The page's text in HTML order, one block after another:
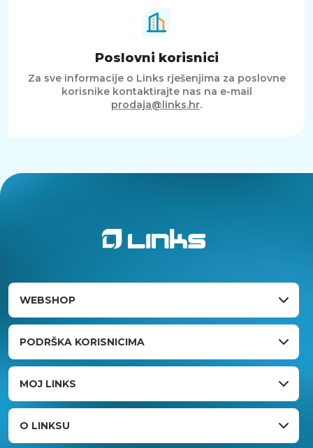
Poslovni korisnici
Za sve informacije o Links rješenjima za poslovne
korisnike kontaktirajte nas na e-mail
prodaja@links.hr.
WEBSHOP
PODRŠKA KORISNICIMA
MOJ LINKS
O LINKSU